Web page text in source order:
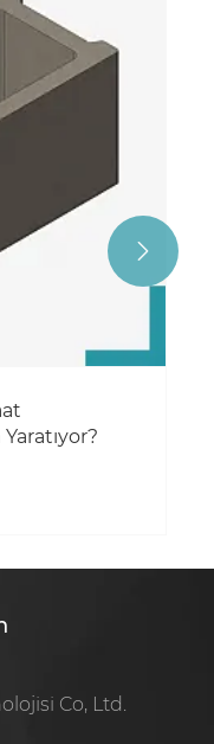

Co, Ltd.